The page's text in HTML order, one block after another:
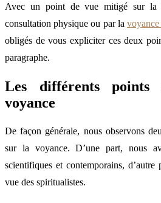
Avec un point de vue mitigé sur la
consultation physique ou par la
obligés de vous expliciter ces deux
paragraphe.
Les différents
voyance
De façon générale, nous observons
sur la voyance. D’une part, nous
scientifiques et contemporains,
vue des spiritualistes.